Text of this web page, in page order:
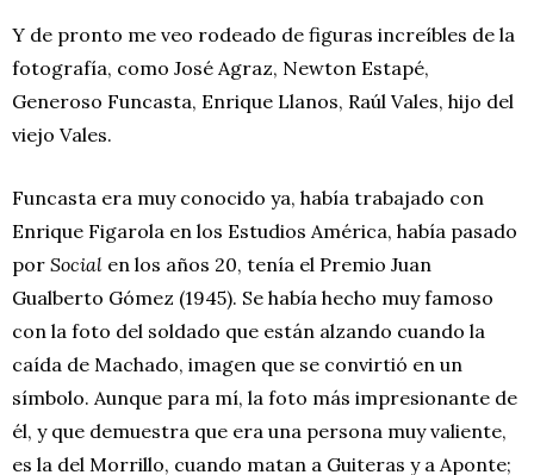
Y de pronto me veo rodeado de figuras increíbles de la
fotografía, como José Agraz, Newton Estapé,
Generoso Funcasta, Enrique Llanos, Raúl Vales, hijo del
viejo Vales.
Funcasta era muy conocido ya, había trabajado con
Enrique Figarola en los Estudios América, había pasado
por Social en los años 20, tenía el Premio Juan
Gualberto Gómez (1945). Se había hecho muy famoso
con la foto del soldado que están alzando cuando la
caída de Machado, imagen que se convirtió en un
símbolo. Aunque para mí, la foto más impresionante de
él, y que demuestra que era una persona muy valiente,
es la del Morrillo, cuando matan a Guiteras y a Aponte;